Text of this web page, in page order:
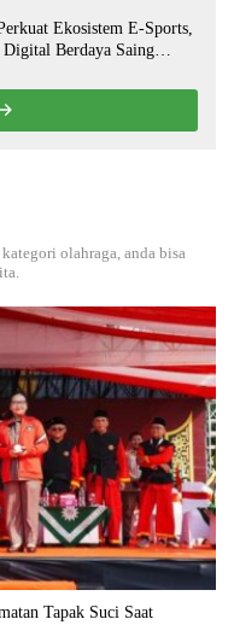
Ekosistem E-Sports,
Berdaya Saing
olahraga, anda bisa
Tapak Suci Saat